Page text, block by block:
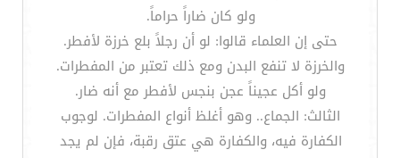
ولو كان ضاراً حراماً.
حتى إن العلماء قالوا: لو أن رجلاً بلع خرزة لأفطر.
والخرزة لا تنفع البدن ومع ذلك تعتبر من المفطرات.
ولو أكل عجيناً عجن بنجس لأفطر مع أنه ضار.
الثالث: الجماع.. وهو أغلظ أنواع المفطرات. لوجوب
الكفارة فيه، والكفارة هي عتق رقبة، فإن لم يجد